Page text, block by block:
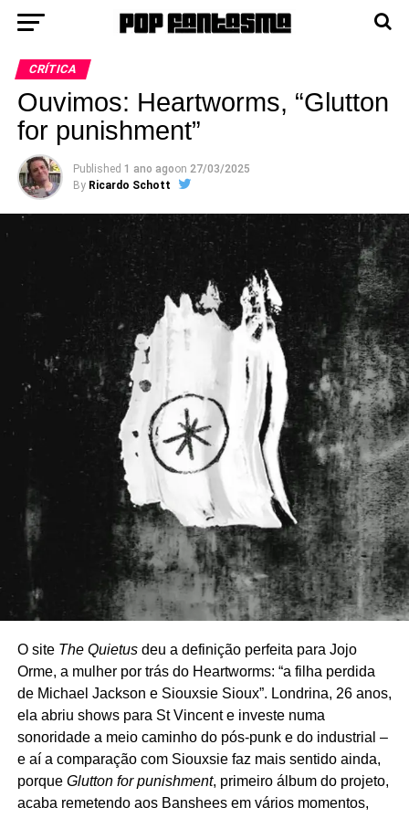
CRÍTICA
Ouvimos: Heartworms, “Glutton
for punishment”
Published 1 ano agoon 27/03/2025
By Ricardo Schott
O site The Quietusdeu a definição perfeita para Jojo
Orme, a mulher por trás do Heartworms: “a filha perdida
de Michael Jackson e Siouxsie Sioux”. Londrina, 26 anos,
ela abriu shows para St Vincent e investe numa
sonoridade a meio caminho do pós-punk e do industrial –
e aí a comparação com Siouxsie faz mais sentido ainda,
porque Glutton for punishment, primeiro álbum do projeto,
acaba remetendo aos Banshees em vários momentos,